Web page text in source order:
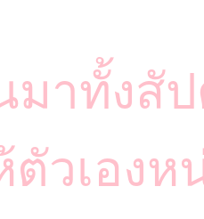
มาทั้งสั
ตัวเอง